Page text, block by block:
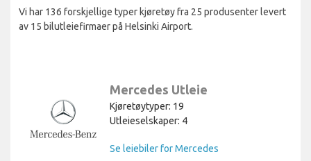
Vi har 136 forskjellige typer kjøretøy fra 25 produsenter levert
av 15 bilutleiefirmaer på Helsinki Airport.
Mercedes Utleie
Kjøretøytyper: 19
Utleieselskaper: 4
Se leiebiler for Mercedes